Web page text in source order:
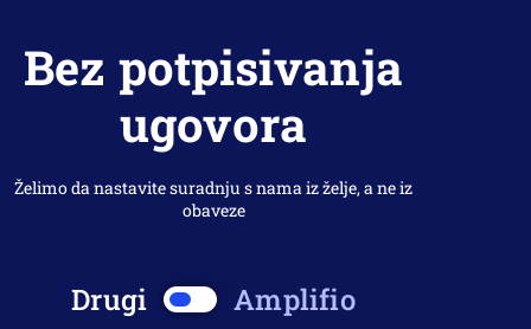
Bez potpisivanja
ugovora
Želimo da nastavite suradnju s nama iz želje, a ne iz
obaveze
Drugi Amplifio